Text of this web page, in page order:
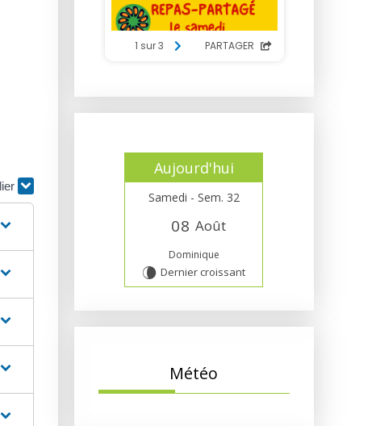
Aujourd'hui
Samedi - Sem. 32
08 Août
Dominique
V Dernier croissant
Météo